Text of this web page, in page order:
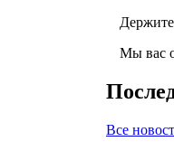
Мы вас
Все